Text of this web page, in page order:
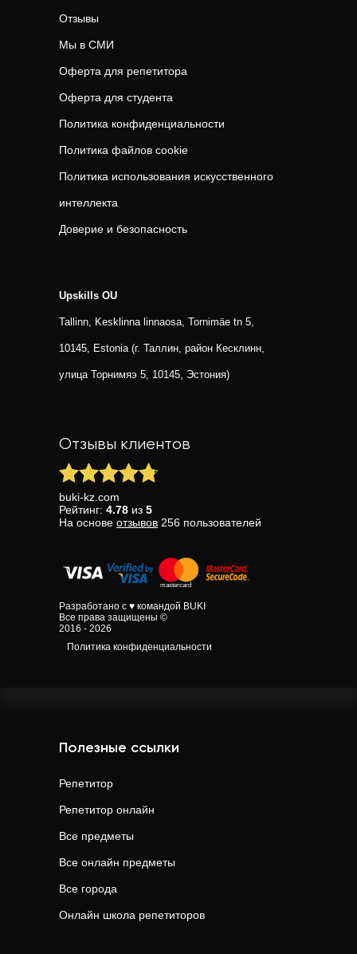
Отзывы
Мы в СМИ
Оферта для репетитора
Оферта для студента
Политика конфиденциальности
Политика файлов cookie
Политика использования искусственного
интеллекта
Доверие и безопасность
Upskills OU
Tallinn, Kesklinna linnaosa, Tornimäe tn 5,
10145, Estonia (г. Таллин, район Кесклинн,
улица Торнимяэ 5, 10145, Эстония)
Отзывы клиентов
buki-kz.com
Рейтинг: 4.78 из 5
На основе отзывов 256 пользователей
Разработано с ♥ командой BUKI
Все права защищены ©
2016 - 2026
Политика конфиденциальности
Полезные ссылки
Репетитор
Репетитор онлайн
Все предметы
Все онлайн предметы
Все города
Онлайн школа репетиторов